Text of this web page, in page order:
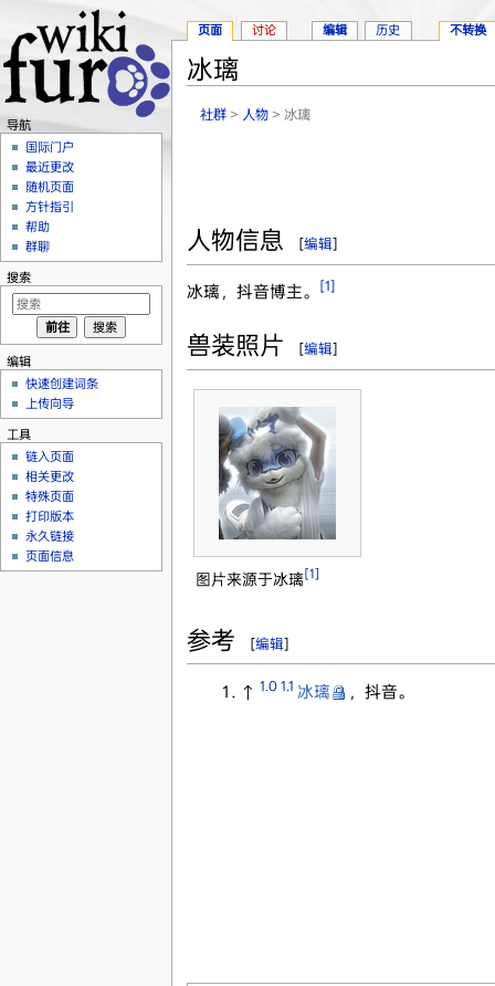
冰璃
社群 > 人物 > 冰璃
人物信息 [编辑]
冰璃，抖音博主。 [1]
兽装照片 [编辑]
图片来源于冰璃[1]
参考 [编辑]
↑ 1.0 1.1 冰璃 ，抖音。
页面 讨论 编辑 历史 不转换
导航
国际门户
最近更改
随机页面
方针指引
帮助
群聊
搜索
编辑
快速创建词条
上传向导
工具
链入页面
相关更改
特殊页面
打印版本
永久链接
页面信息